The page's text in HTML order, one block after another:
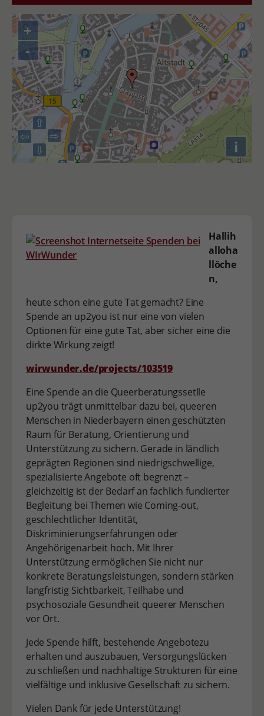
⇧
⇨
⇦
⇩
+
-
i
Hallih
alloha
llöche
n,
heute schon eine gute Tat gemacht? Eine
Spende an up2you ist nur eine von vielen
Optionen für eine gute Tat, aber sicher eine die
dirkte Wirkung zeigt!
wirwunder.de/projects/103519
Eine Spende an die Queerberatungssetlle
up2you trägt unmittelbar dazu bei, queeren
Menschen in Niederbayern einen geschützten
Raum für Beratung, Orientierung und
Unterstützung zu sichern. Gerade in ländlich
geprägten Regionen sind niedrigschwellige,
spezialisierte Angebote oft begrenzt –
gleichzeitig ist der Bedarf an fachlich fundierter
Begleitung bei Themen wie Coming-out,
geschlechtlicher Identität,
Diskriminierungserfahrungen oder
Angehörigenarbeit hoch. Mit Ihrer
Unterstützung ermöglichen Sie nicht nur
konkrete Beratungsleistungen, sondern stärken
langfristig Sichtbarkeit, Teilhabe und
psychosoziale Gesundheit queerer Menschen
vor Ort.
Jede Spende hilft, bestehende Angebotezu
erhalten und auszubauen, Versorgungslücken
zu schließen und nachhaltige Strukturen für eine
vielfältige und inklusive Gesellschaft zu sichern.
Vielen Dank für jede Unterstützung!